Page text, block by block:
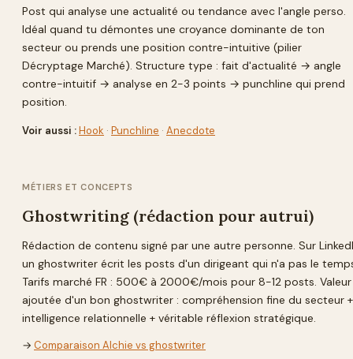
Post qui analyse une actualité ou tendance avec l'angle perso.
Idéal quand tu démontes une croyance dominante de ton
secteur ou prends une position contre-intuitive (pilier
Décryptage Marché). Structure type : fait d'actualité → angle
contre-intuitif → analyse en 2-3 points → punchline qui prend
position.
Voir aussi :Hook · Punchline · Anecdote
MÉTIERS ET CONCEPTS
Ghostwriting (rédaction pour autrui)
Rédaction de contenu signé par une autre personne. Sur
un ghostwriter écrit les posts d'un dirigeant qui n'a pas le
Tarifs marché FR : 500€ à 2000€/mois pour 8-12 posts. Valeur
ajoutée d'un bon ghostwriter : compréhension fine du secteur +
intelligence relationnelle + véritable réflexion stratégique.
→ Comparaison Alchie vs ghostwriter